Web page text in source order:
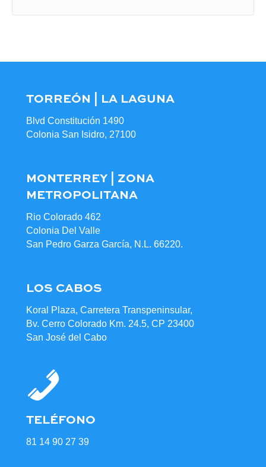
TORREÓN | LA LAGUNA
Blvd Constitución 1490
Colonia San Isidro, 27100
MONTERREY | ZONA
METROPOLITANA
Rio Colorado 462
Colonia Del Valle
San Pedro Garza García, N.L. 66220.
LOS CABOS
Koral Plaza, Carretera Transpeninsular,
Bv. Cerro Colorado Km. 24.5, CP 23400
San José del Cabo
TELÉFONO
81 14 90 27 39